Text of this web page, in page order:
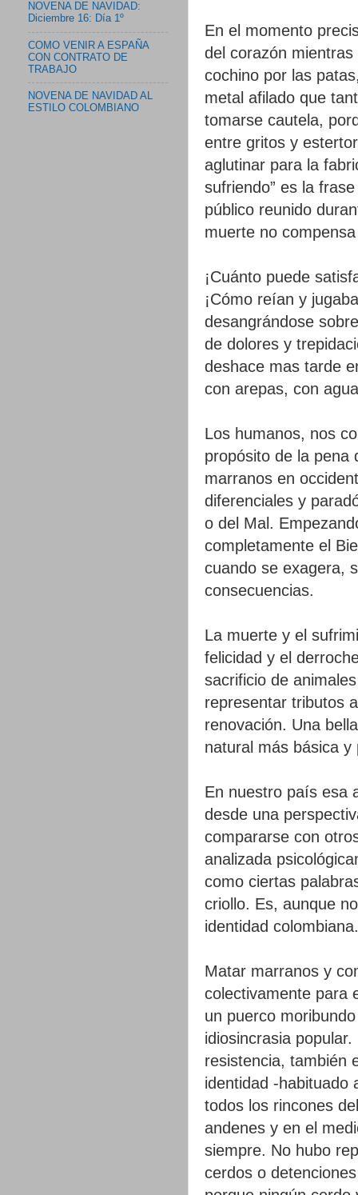
En el momento
del corazón
cochino por las
metal afilado que
tomarse cautela,
entre gritos y
aglutinar para la
sufriendo” es la
público reunido
muerte no
¡Cuánto puede
¡Cómo reían y
desangrándose
de dolores y
deshace mas tarde
con arepas, con
Los humanos, nos
propósito de la pena
marranos en
diferenciales y
o del Mal.
completamente el
cuando se exagera,
consecuencias.
La muerte y el
felicidad y el
sacrificio de
representar tributos
renovación. Una
natural más básica
En nuestro país esa
desde una
compararse con
analizada
como ciertas
criollo. Es, aunque
identidad colombiana.
Matar marranos y
colectivamente para
un puerco
idiosincrasia
resistencia, también
identidad -habituado
todos los rincones
andenes y en el
siempre. No hubo
cerdos o
NOVENA DE NAVIDAD:
Diciembre 16: Día 1º
COMO VENIR A ESPAÑA
CON CONTRATO DE
TRABAJO
NOVENA DE NAVIDAD AL
ESTILO COLOMBIANO